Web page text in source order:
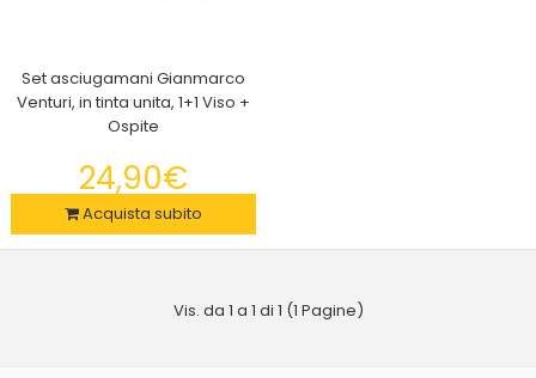
Set asciugamani Gianmarco Venturi, in tinta unita, 1+1 Viso +
24,90€
Set asciugamani Gianmarco
Venturi, in tinta unita, 1+1 Viso +
Ospite
24,90€
Acquista subito
Vis. da 1 a 1 di 1 (1 Pagine)